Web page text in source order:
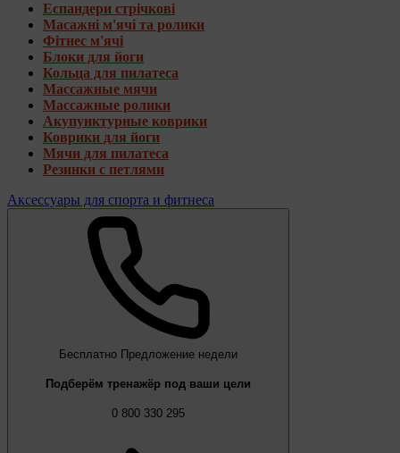
Еспандери стрічкові
Масажні м'ячі та ролики
Фітнес м'ячі
Блоки для йоги
Кольца для пилатеса
Массажные мячи
Массажные ролики
Акупунктурные коврики
Коврики для йоги
Мячи для пилатеса
Резинки с петлями
Аксессуары для спорта и фитнеса
Бесплатно Предложение недели
Подберём тренажёр под ваши цели
0 800 330 295